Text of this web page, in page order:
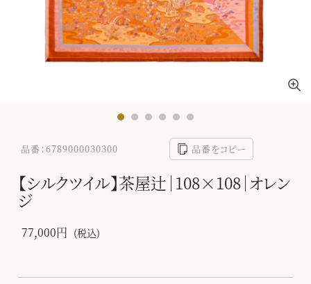
品番：6789000030300 品番をコピー
【シルクツイル】茶屋辻｜108×108｜オレン
ジ
77,000円 (税込)